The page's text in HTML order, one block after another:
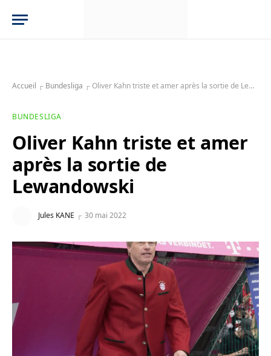
Accueil ┌ Bundesliga ┌Oliver Kahn triste et amer après la sortie de Lewandowski
BUNDESLIGA
Oliver Kahn triste et amer
après la sortie de
Lewandowski
Jules KANE 30 mai 2022